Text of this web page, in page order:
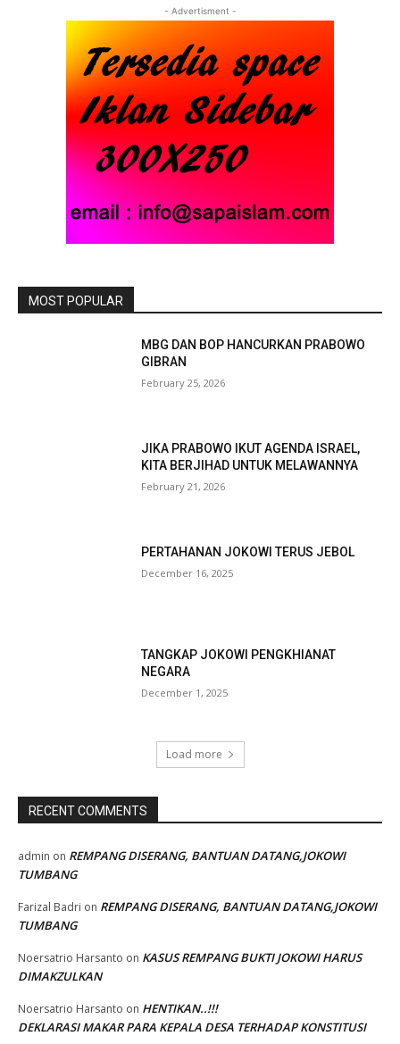
- Advertisment -
MOST POPULAR
MBG DAN BOP HANCURKAN PRABOWO
GIBRAN
February 25, 2026
JIKA PRABOWO IKUT AGENDA ISRAEL,
KITA BERJIHAD UNTUK MELAWANNYA
February 21, 2026
PERTAHANAN JOKOWI TERUS JEBOL
December 16, 2025
TANGKAP JOKOWI PENGKHIANAT
NEGARA
December 1, 2025
Load more
RECENT COMMENTS
admin on REMPANG DISERANG, BANTUAN DATANG,JOKOWI
TUMBANG
Farizal Badri on REMPANG DISERANG, BANTUAN DATANG,JOKOWI
TUMBANG
Noersatrio Harsanto on KASUS REMPANG BUKTI JOKOWI HARUS
DIMAKZULKAN
Noersatrio Harsanto on HENTIKAN..!!!
DEKLARASI MAKAR PARA KEPALA DESA TERHADAP KONSTITUSI